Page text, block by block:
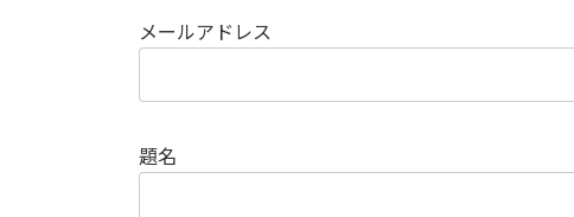
メールアドレス
題名